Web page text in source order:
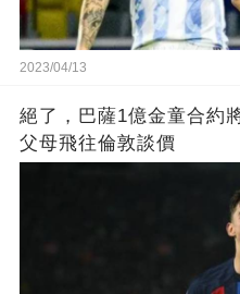
2023/04/13
絕了，巴薩1億金童合約
父母飛往倫敦談價